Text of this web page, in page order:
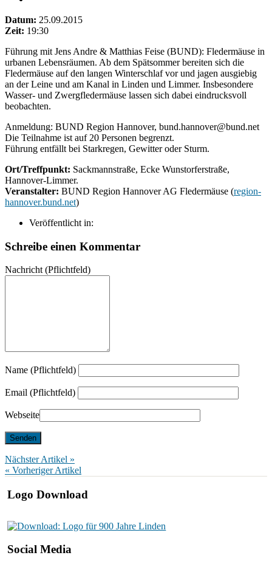
Datum: 25.09.2015
Zeit: 19:30
Führung mit Jens Andre & Matthias Feise (BUND): Fledermäuse in
urbanen Lebensräumen. Ab dem Spätsommer bereiten sich die
Fledermäuse auf den langen Winterschlaf vor und jagen ausgiebig
an der Leine und am Kanal in Linden und Limmer. Insbesondere
Wasser- und Zwergfledermäuse lassen sich dabei eindrucksvoll
beobachten.
Anmeldung: BUND Region Hannover, bund.hannover@bund.net
Die Teilnahme ist auf 20 Personen begrenzt.
Führung entfällt bei Starkregen, Gewitter oder Sturm.
Ort/Treffpunkt: Sackmannstraße, Ecke Wunstorferstraße,
Hannover-Limmer.
Veranstalter: BUND Region Hannover AG Fledermäuse (region-
hannover.bund.net)
Veröffentlicht in:
Schreibe einen Kommentar
Nachricht (Pflichtfeld)
Name (Pflichtfeld)
Email (Pflichtfeld)
Webseite
Nächster Artikel »
« Vorheriger Artikel
Logo Download
Social Media